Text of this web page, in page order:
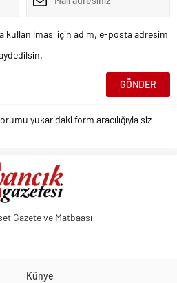
kullanılması için adım, e-posta adresim
yukarıdaki form aracılığıyla siz
Gazete ve Matbaası
Künye